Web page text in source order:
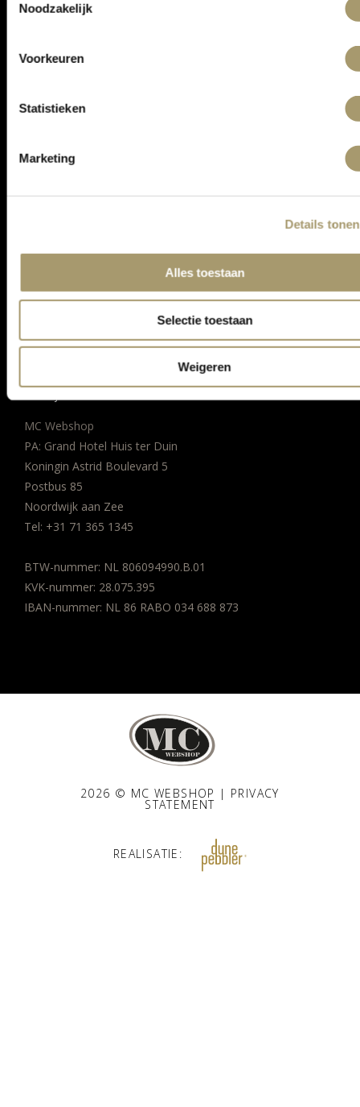
Noodzakelijk
Voorkeuren
Statistieken
Marketing
Details tonen
Alles toestaan
Selectie toestaan
Weigeren
ALGEMENE VOORWAARDEN
MC Webshop
PA: Grand Hotel Huis ter Duin
Koningin Astrid Boulevard 5
Postbus 85
Noordwijk aan Zee
Tel: +31 71 365 1345
BTW-nummer: NL 806094990.B.01
KVK-nummer: 28.075.395
IBAN-nummer: NL 86 RABO 034 688 873
2026 © MC WEBSHOP | PRIVACY
STATEMENT
REALISATIE: